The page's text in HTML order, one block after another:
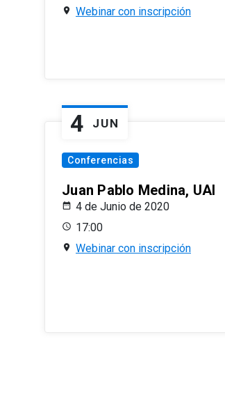
Webinar con inscripción
4 JUN
Conferencias
Juan Pablo Medina, UAI
4 de Junio de 2020
17:00
Webinar con inscripción